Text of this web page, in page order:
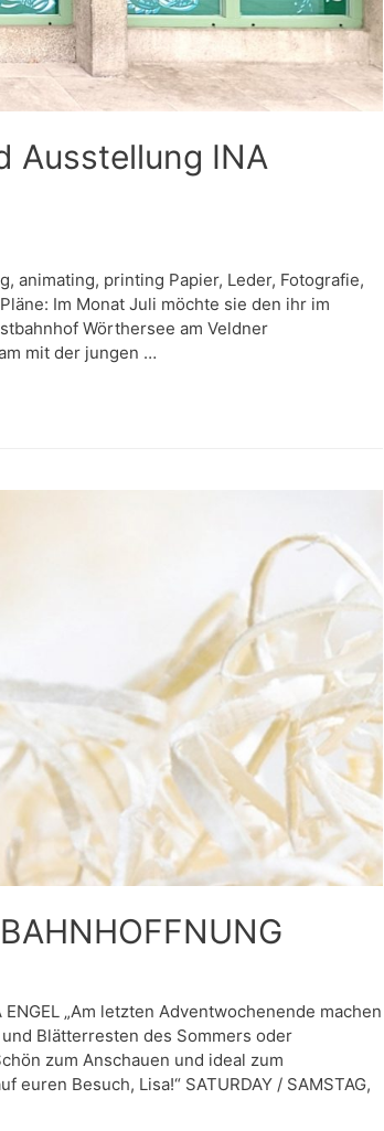
Ausstellung INA
animating, printing Papier, Leder, Fotografie,
Im Monat Juli möchte sie den ihr im
Wörthersee am Veldner
mit der jungen …
„Am letzten Adventwochenende machen
Blätterresten des Sommers oder
zum Anschauen und ideal zum
Besuch, Lisa!“ SATURDAY / SAMSTAG,